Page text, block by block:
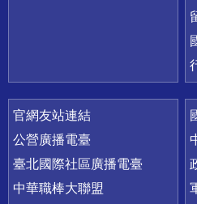
官網友站連結
公營廣播電臺
臺北國際社區廣播電臺
中華職棒大聯盟